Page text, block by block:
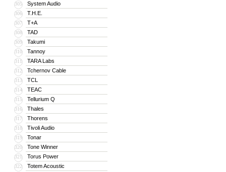
305 System Audio
306 T.H.E.
307 T+A
308 TAD
309 Takumi
310 Tannoy
311 TARA Labs
312 Tchernov Cable
313 TCL
314 TEAC
315 Tellurium Q
316 Thales
317 Thorens
318 Tivoli Audio
319 Tonar
320 Tone Winner
321 Torus Power
322 Totem Acoustic